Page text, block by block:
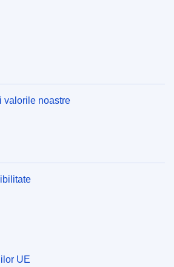
valorile noastre
UE